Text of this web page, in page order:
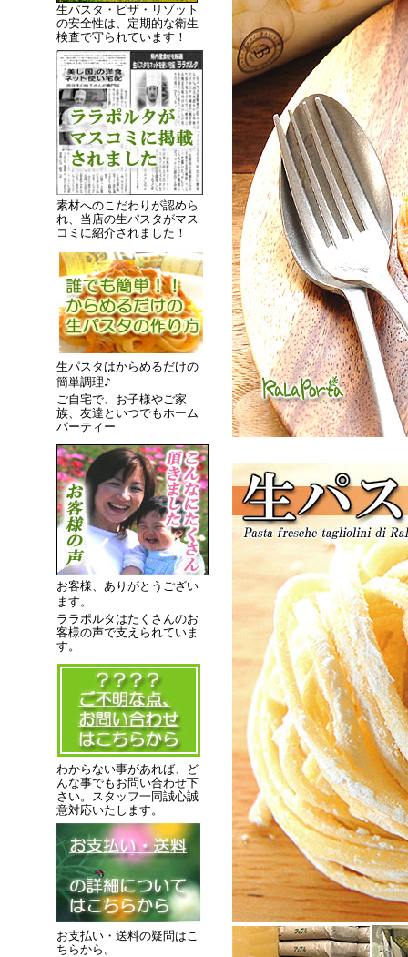
生パスタ・ピザ・リゾット
の安全性は、定期的な衛生
検査で守られています！
素材へのこだわりが認めら
れ、当店の生パスタがマス
コミに紹介されました！
生パスタはからめるだけの
簡単調理♪
ご自宅で、お子様やご家
族、友達といつでもホーム
パーティー
お客様、ありがとうござい
ます。
ララポルタはたくさんのお
客様の声で支えられていま
す。
わからない事があれば、ど
んな事でもお問い合わせ下
さい。スタッフ一同誠心誠
意対応いたします。
お支払い・送料の疑問はこ
ちらから。